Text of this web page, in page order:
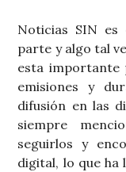
Noticias SIN es
parte y algo tal
esta importante
emisiones y
difusión en las
siempre
seguirlos y
digital, lo que ha